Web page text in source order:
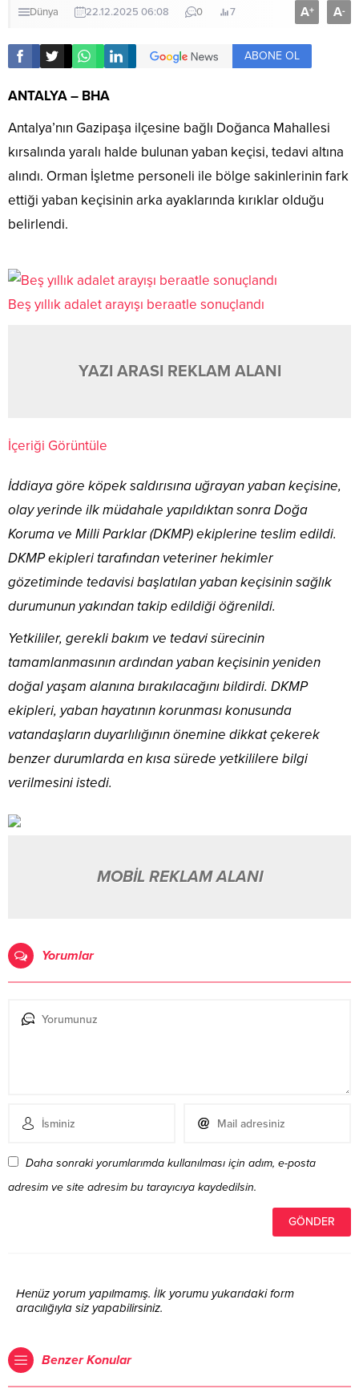
Dünya 22.12.2025 06:08 0 7 A+ A-
ABONE OL
ANTALYA – BHA
Antalya’nın Gazipaşa ilçesine bağlı Doğanca Mahallesi
kırsalında yaralı halde bulunan yaban keçisi, tedavi altına
alındı. Orman İşletme personeli ile bölge sakinlerinin fark
ettiği yaban keçisinin arka ayaklarında kırıklar olduğu
belirlendi.
Beş yıllık adalet arayışı beraatle sonuçlandı
YAZI ARASI REKLAM ALANI
İçeriği Görüntüle
İddiaya göre köpek saldırısına uğrayan yaban keçisine,
olay yerinde ilk müdahale yapıldıktan sonra Doğa
Koruma ve Milli Parklar (DKMP) ekiplerine teslim edildi.
DKMP ekipleri tarafından veteriner hekimler
gözetiminde tedavisi başlatılan yaban keçisinin sağlık
durumunun yakından takip edildiği öğrenildi.
Yetkililer, gerekli bakım ve tedavi sürecinin
tamamlanmasının ardından yaban keçisinin yeniden
doğal yaşam alanına bırakılacağını bildirdi. DKMP
ekipleri, yaban hayatının korunması konusunda
vatandaşların duyarlılığının önemine dikkat çekerek
benzer durumlarda en kısa sürede yetkililere bilgi
verilmesini istedi.
MOBİL REKLAM ALANI
Yorumlar
Daha sonraki yorumlarımda kullanılması için adım, e-posta
adresim ve site adresim bu tarayıcıya kaydedilsin.
Henüz yorum yapılmamış. İlk yorumu yukarıdaki form
aracılığıyla siz yapabilirsiniz.
Benzer Konular